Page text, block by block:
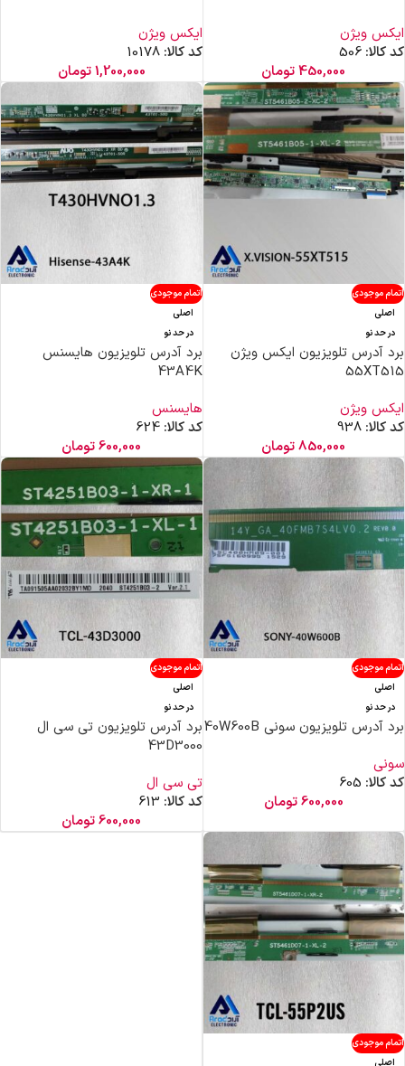
ایکس ویژن
کد کالا: 506
450,000تومان
ایکس ویژن
کد کالا:10178
1,200,000تومان
اتمام موجودی
اصلی
در حد نو
برد آدرس تلویزیون ایکس ویژن
55XT515
ایکس ویژن
کد کالا: 938
850,000تومان
اتمام موجودی
اصلی
در حد نو
برد آدرس تلویزیون هایسنس
43A4K
هایسنس
کد کالا:624
600,000تومان
اتمام موجودی
اصلی
در حد نو
برد آدرس تلویزیون سونی 40W600B
سونی
کد کالا: 605
600,000تومان
اتمام موجودی
اصلی
در حد نو
برد آدرس تلویزیون تی سی ال
43D3000
تی سی ال
کد کالا: 613
600,000تومان
اتمام موجودی
اصلی